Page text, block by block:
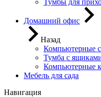
Домашний офис
Назад
Компьютерные
Тумба с
Компьютерные
Мебель для сада
Навигация